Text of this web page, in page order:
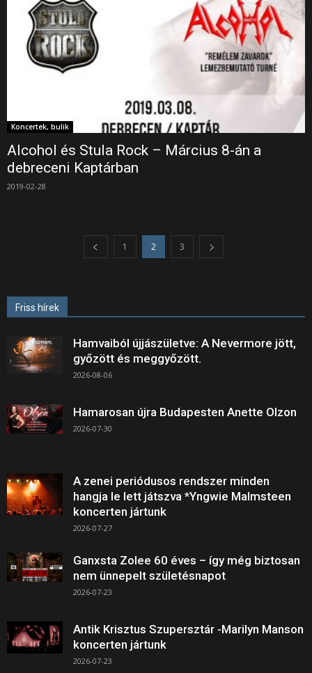
Koncertek, bulik
Alcohol és Stula Rock – Március 8-án a
debreceni Kaptárban
2019-02-28
1 2 3
Friss hírek
Hamvaiból újjászületve: A Nevermore jött,
győzött és meggyőzött.
2026-08-06
Hamarosan újra Budapesten Anette Olzon
2026-07-30
A zenei periódusos rendszer minden
hangja le lett játszva *Yngwie Malmsteen
koncerten jártunk
2026-07-27
Ganxsta Zolee 60 éves – így még biztosan
nem ünnepelt születésnapot
2026-07-23
Antik Krisztus Szupersztár -Marilyn Manson
koncerten jártunk
2026-07-23